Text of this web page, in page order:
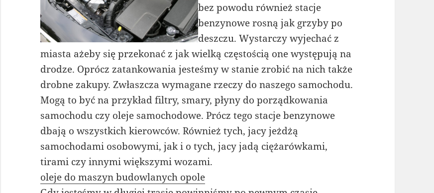
bez powodu również stacje
benzynowe rosną jak grzyby po
deszczu. Wystarczy wyjechać z
miasta ażeby się przekonać z jak wielką częstością one występują na
drodze. Oprócz zatankowania jesteśmy w stanie zrobić na nich także
drobne zakupy. Zwłaszcza wymagane rzeczy do naszego samochodu.
Mogą to być na przykład filtry, smary, płyny do porządkowania
samochodu czy oleje samochodowe. Prócz tego stacje benzynowe
dbają o wszystkich kierowców. Również tych, jacy jeżdżą
samochodami osobowymi, jak i o tych, jacy jadą ciężarówkami,
tirami czy innymi większymi wozami.
oleje do maszyn budowlanych opole